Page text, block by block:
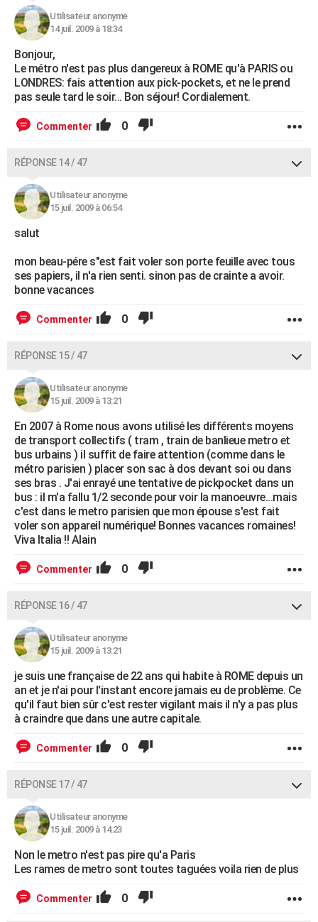
Utilisateur anonyme
14 juil. 2009 à 18:34
Bonjour,
Le métro n'est pas plus dangereux à ROME qu'à PARIS ou
LONDRES: fais attention aux pick-pockets, et ne le prend
pas seule tard le soir... Bon séjour! Cordialement.
Commenter 0
RÉPONSE 14 / 47
Utilisateur anonyme
15 juil. 2009 à 06:54
salut
mon beau-pére s"est fait voler son porte feuille avec tous
ses papiers, il n'a rien senti. sinon pas de crainte a avoir.
bonne vacances
Commenter 0
RÉPONSE 15 / 47
Utilisateur anonyme
15 juil. 2009 à 13:21
En 2007 à Rome nous avons utilisé les différents moyens
de transport collectifs ( tram , train de banlieue metro et
bus urbains ) il suffit de faire attention (comme dans le
métro parisien ) placer son sac à dos devant soi ou dans
ses bras . J'ai enrayé une tentative de pickpocket dans un
bus : il m'a fallu 1/2 seconde pour voir la manoeuvre...mais
c'est dans le metro parisien que mon épouse s'est fait
voler son appareil numérique! Bonnes vacances romaines!
Viva Italia !! Alain
Commenter 0
RÉPONSE 16 / 47
Utilisateur anonyme
15 juil. 2009 à 13:21
je suis une française de 22 ans qui habite à ROME depuis un
an et je n'ai pour l'instant encore jamais eu de problème. Ce
qu'il faut bien sûr c'est rester vigilant mais il n'y a pas plus
à craindre que dans une autre capitale.
Commenter 0
RÉPONSE 17 / 47
Utilisateur anonyme
15 juil. 2009 à 14:23
Non le metro n'est pas pire qu'a Paris
Les rames de metro sont toutes taguées voila rien de plus
Commenter 0